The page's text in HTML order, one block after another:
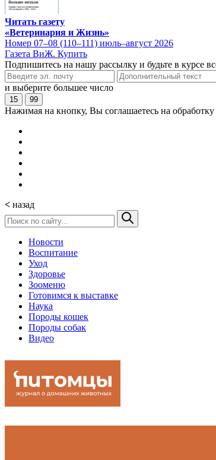
Читать газету
«Ветеринария и Жизнь»
Номер 07–08 (110–111) июль–август 2026
Газета ВиЖ. Купить
Подпишитесь на нашу рассылку и будьте в курсе
и выберите большее число
15 99
Нажимая на кнопку, Вы соглашаетесь на
< назад
Новости
Воспитание
Уход
Здоровье
Зооменю
Готовимся к выставке
Наука
Породы кошек
Породы собак
Видео